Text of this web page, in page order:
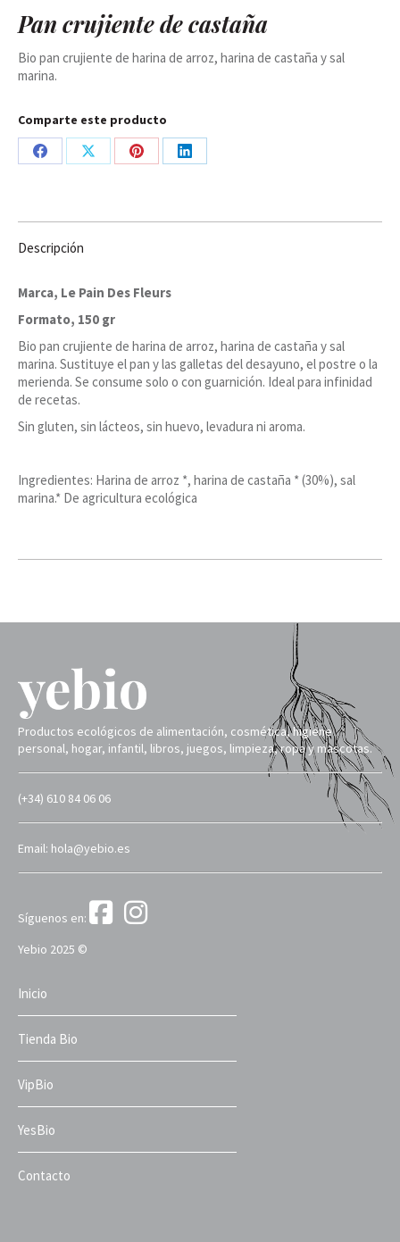
150gr,
Le
Pain
Des
Pan crujiente de castaña
Bio pan crujiente de harina de arroz, harina de castaña y sal
marina.
Comparte este producto
Share
Share
Share
Share
Descripción
Marca, Le Pain Des Fleurs
Formato, 150 gr
Bio pan crujiente de harina de arroz, harina de castaña y sal
marina. Sustituye el pan y las galletas del desayuno, el postre o la
merienda. Se consume solo o con guarnición. Ideal para infinidad
de recetas.
Sin gluten, sin lácteos, sin huevo, levadura ni aroma.
Ingredientes: Harina de arroz *, harina de castaña * (30%), sal
marina.* De agricultura ecológica
Productos ecológicos de alimentación, cosmética, higiene
personal, hogar, infantil, libros, juegos, limpieza, ropa y mascotas.
(+34) 610 84 06 06
Email: hola@yebio.es
Síguenos en:
Yebio 2025 ©
Inicio
Tienda Bio
VipBio
YesBio
Contacto